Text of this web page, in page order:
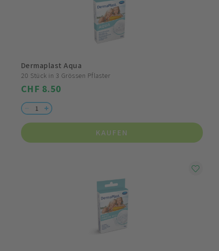
Dermaplast Aqua
20 Stück in 3 Grössen Pflaster
CHF 8.50
KAUFEN